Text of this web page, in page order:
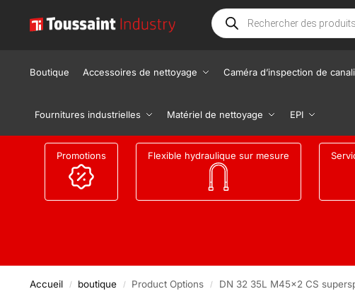
Boutique Accessoires de nettoyage Caméra d’inspection de
Fournitures industrielles Matériel de nettoyage EPI
Promotions Flexible hydraulique sur mesure
Accueil / boutique / Product Options / DN 32 35L M45x2 CS